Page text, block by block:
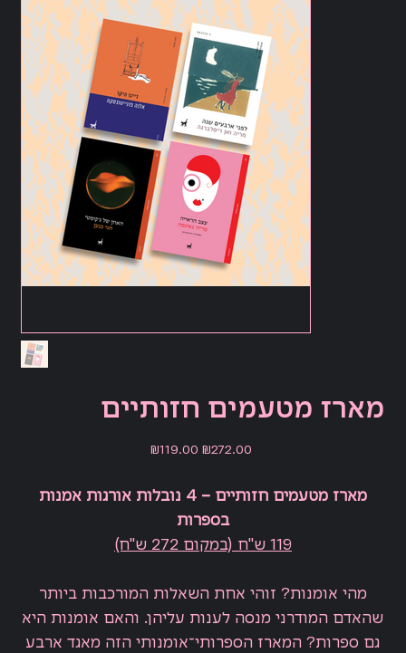
מארז מטעמים חזותיים
Original
price
₪272.00
Sale
price
₪119.00
מארז מטעמים חזותיים – 4 נובלות אורגות אמנות
בספרות
119 ש"ח (במקום 272 ש"ח)
מהי אומנות? זוהי אחת השאלות המורכבות ביותר
שהאדם המודרני מנסה לענות עליהן. והאם אומנות היא
גם ספרות? המארז הספרותי־אומנותי הזה מאגד ארבע